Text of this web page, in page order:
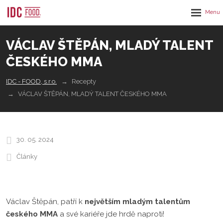
VÁCLAV ŠTĚPÁN, MLADÝ TALENT
ČESKÉHO MMA
IDC - FOOD, s.r.o.
Recepty
VÁCLAV ŠTĚPÁN, MLADÝ TALENT ČESKÉHO MMA
30. 05. 2024
Články
Václav Štěpán, patří k největším mladým talentům
českého MMA a své kariéře jde hrdě naproti!